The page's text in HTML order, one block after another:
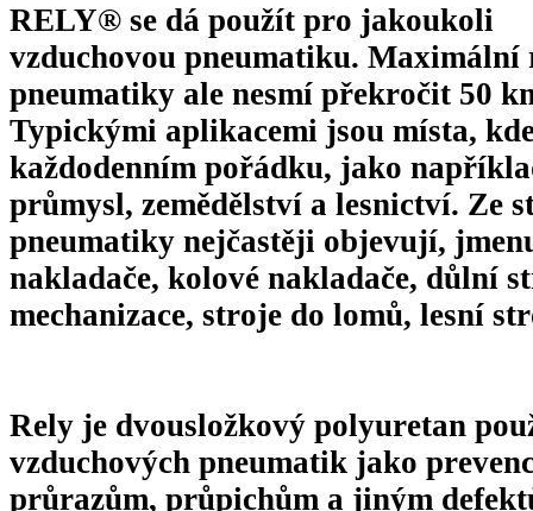
RELY® se dá použít pro jakoukoli
vzduchovou pneumatiku. Maximální
pneumatiky ale nesmí překročit 50
Typickými aplikacemi jsou místa,
každodenním pořádku, jako
průmysl, zemědělství a lesnictví. Ze
pneumatiky nejčastěji objevují,
nakladače, kolové nakladače, důlní
mechanizace, stroje do lomů, lesní
Rely je dvousložkový polyuretan
vzduchových pneumatik jako
průrazům, průpichům a jiným